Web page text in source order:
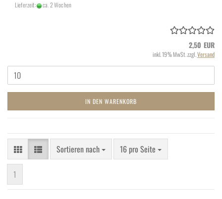
Lieferzeit: ca. 2 Wochen
2,50 EUR
inkl. 19% MwSt. zzgl.Versand
IN DEN WARENKORB
Sortieren nach
Sortieren nach 16 pro Seite
pro Seite
1